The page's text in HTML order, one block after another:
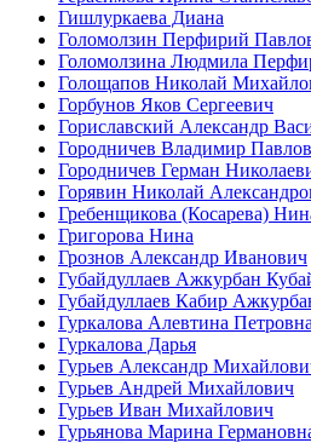
Гишлуркаева Диана
Голомолзин Перфирий
Голомолзина Людмила
Голощапов Николай
Горбунов Яков Сергеевич
Гориславский Александр
Городничев Владимир
Городничев Герман
Горявин Николай
Гребенщикова (Косарева)
Григорова Нина
Грознов Александр Иванович
Губайдуллаев Ажкурбан
Губайдуллаев Кабир
Гуркалова Алевтина Петровна
Гуркалова Дарья
Гурьев Александр
Гурьев Андрей Михайлович
Гурьев Иван Михайлович
Гурьянова Марина